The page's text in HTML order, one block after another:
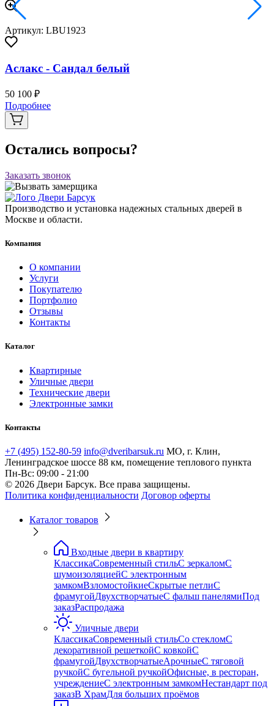
Артикул: LBU1923
Аслакс - Сандал белый
50 100 ₽
Подробнее
Остались вопросы?
Заказать звонок
Производство и установка надежных стальных дверей в
Москве и области.
Компания
О компании
Услуги
Покупателю
Портфолио
Отзывы
Контакты
Каталог
Квартирные
Уличные двери
Технические двери
Электронные замки
Контакты
+7 (495) 152-80-59 info@dveribarsuk.ru МО, г. Клин,
Ленинградское шоссе 88 км, помещение теплового пункта
Пн-Вс: 09:00 - 21:00
© 2026 Двери Барсук. Все права защищены.
Политика конфиденциальности Договор оферты
Каталог товаров
Входные двери в квартиру
КлассикаСовременный стильС зеркаломС
шумоизоляциейС электронным
замкомВзломостойкиеСкрытые петлиС
фрамугойДвухстворчатыеС фальш панелямиПод
заказРаспродажа
Уличные двери
КлассикаСовременный стильСо стекломС
декоративной решеткойС ковкойС
фрамугойДвухстворчатыеАрочныеС тяговой
ручкойС бугельной ручкойОфисные, в ресторан,
учреждениеС электронным замкомНестандарт под
заказВ ХрамДля больших проёмов